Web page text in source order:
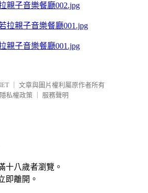
親子音樂餐廳002.jpg
親子音樂餐廳001.jpg
文章與圖片權利屬原作者所有
隱私權政策
服務聲明
十八歲者瀏覽。
即離開。